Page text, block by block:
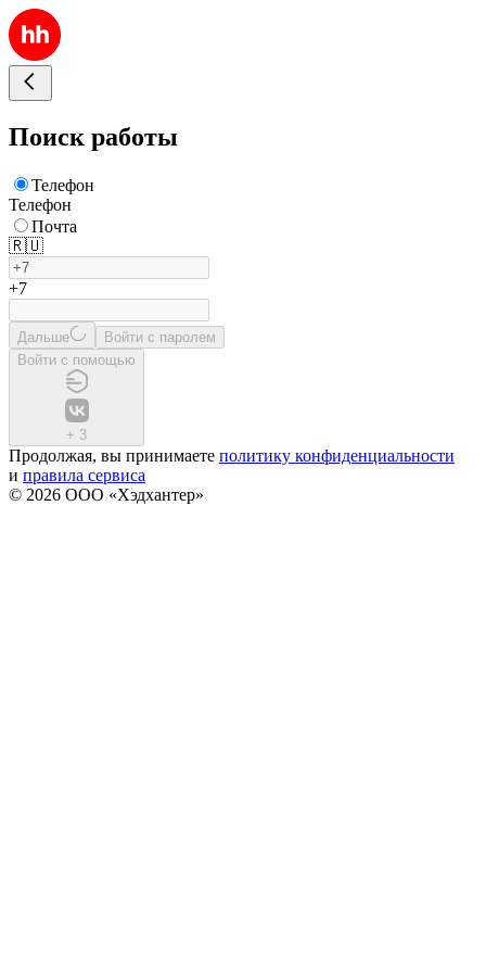
Поиск работы
Телефон
Телефон
Почта
🇷🇺
+7
Дальше
Войти с паролем
Войти с помощью
+ 3
Продолжая, вы принимаете политику конфиденциальности
и правила сервиса
© 2026 ООО «Хэдхантер»